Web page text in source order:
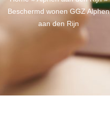
Beschermd wonen GGZ Alphen
aan den Rijn